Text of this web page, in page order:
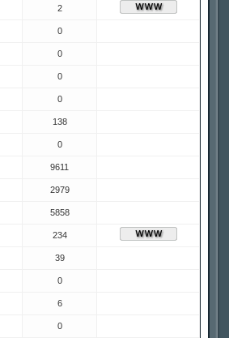
2
0
0
0
0
138
0
9611
2979
5858
234
39
0
6
0